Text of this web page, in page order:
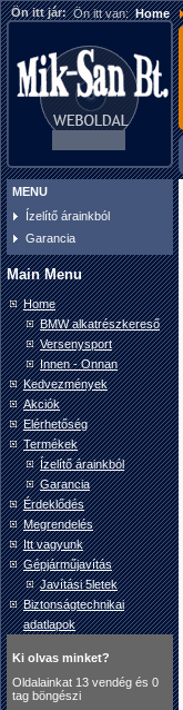
Ön itt jár: Ön itt van:Home
MENU
Ízelítő árainkból
Garancia
Main Menu
Home
BMW alkatrészkereső
Versenysport
Innen - Onnan
Kedvezmények
Akciók
Elérhetőség
Termékek
Ízelítő árainkból
Garancia
Érdeklődés
Megrendelés
Itt vagyunk
Gépjárműjavítás
Javítási 5letek
Biztonságtechnikai
adatlapok
Ki olvas minket?
Oldalainkat 13 vendég és 0
tag böngészi